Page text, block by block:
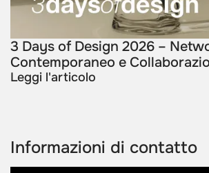
3 Days of Design 2026 –
Contemporaneo e
Leggi l'articolo
Informazioni di contatto